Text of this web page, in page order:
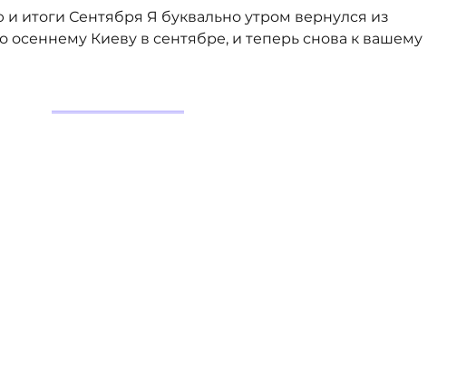
итоги Сентября Я буквально утром вернулся из
осеннему Киеву в сентябре, и теперь снова к вашему